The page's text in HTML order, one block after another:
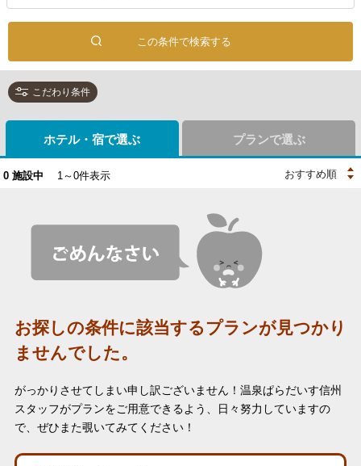
こだわり条件
ホテル・宿で選ぶ プランで選ぶ
0 施設中 1～0件表示
お探しの条件に該当するプランが見つかり
ませんでした。
がっかりさせてしまい申し訳ございません！ 温泉ぱらだいす信州
スタッフがプランをご用意できるよう、日々努力していますの
で、ぜひまた覗いてみてください！